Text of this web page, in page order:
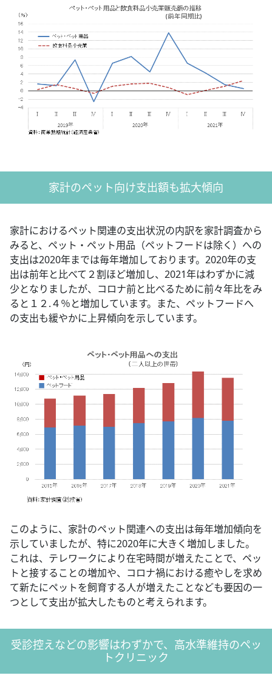
家計のペット向け支出額も拡大傾向
家計におけるペット関連の支出状況の内訳を家計調査から
みると、ペット・ペット用品（ペットフードは除く）への
支出は2020年までは毎年増加しております。2020年の支
出は前年と比べて２割ほど増加し、2021年はわずかに減
少となりましたが、コロナ前と比べるために前々年比をみ
ると１２.４％と増加しています。また、ペットフードへ
の支出も緩やかに上昇傾向を示しています。
このように、家計のペット関連への支出は毎年増加傾向を
示していましたが、特に2020年に大きく増加しました。
これは、テレワークにより在宅時間が増えたことで、ペッ
トと接することの増加や、コロナ禍における癒やしを求め
て新たにペットを飼育する人が増えたことなども要因の一
つとして支出が拡大したものと考えられます。
受診控えなどの影響はわずかで、高水準維持のペッ
トクリニック